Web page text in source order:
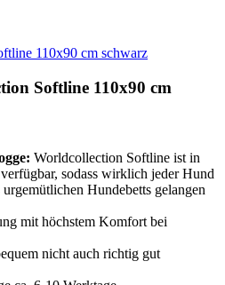
110x90 cm schwarz
Softline 110x90 cm
Worldcollection Softline ist in
sodass wirklich jeder Hund
Hundebetts gelangen
mit höchstem Komfort bei
nicht auch richtig gut